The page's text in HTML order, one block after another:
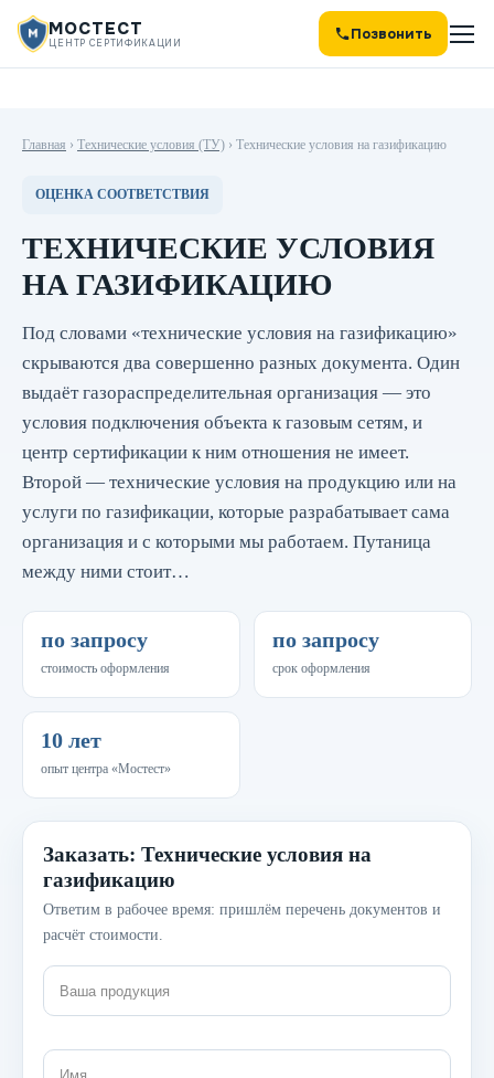
МОСТЕСТ
ЦЕНТР СЕРТИФИКАЦИИ Позвонить
Главная › Технические условия (ТУ) › Технические условия на газификацию
ОЦЕНКА СООТВЕТСТВИЯ
ТЕХНИЧЕСКИЕ УСЛОВИЯ
НА ГАЗИФИКАЦИЮ
Под словами «технические условия на газификацию»
скрываются два совершенно разных документа. Один
выдаёт газораспределительная организация — это
условия подключения объекта к газовым сетям, и
центр сертификации к ним отношения не имеет.
Второй — технические условия на продукцию или на
услуги по газификации, которые разрабатывает сама
организация и с которыми мы работаем. Путаница
между ними стоит…
по запросу
стоимость оформления
по запросу
срок оформления
10 лет
опыт центра «Мостест»
Заказать: Технические условия на
газификацию
Ответим в рабочее время: пришлём перечень документов и
расчёт стоимости.